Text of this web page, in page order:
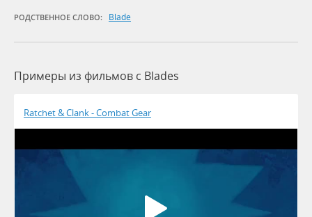
РОДСТВЕННОЕ СЛОВО: Blade
Примеры из фильмов c Blades
Ratchet & Clank - Combat Gear